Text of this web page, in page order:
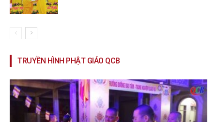
TRUYỀN HÌNH PHẬT GIÁO QCB